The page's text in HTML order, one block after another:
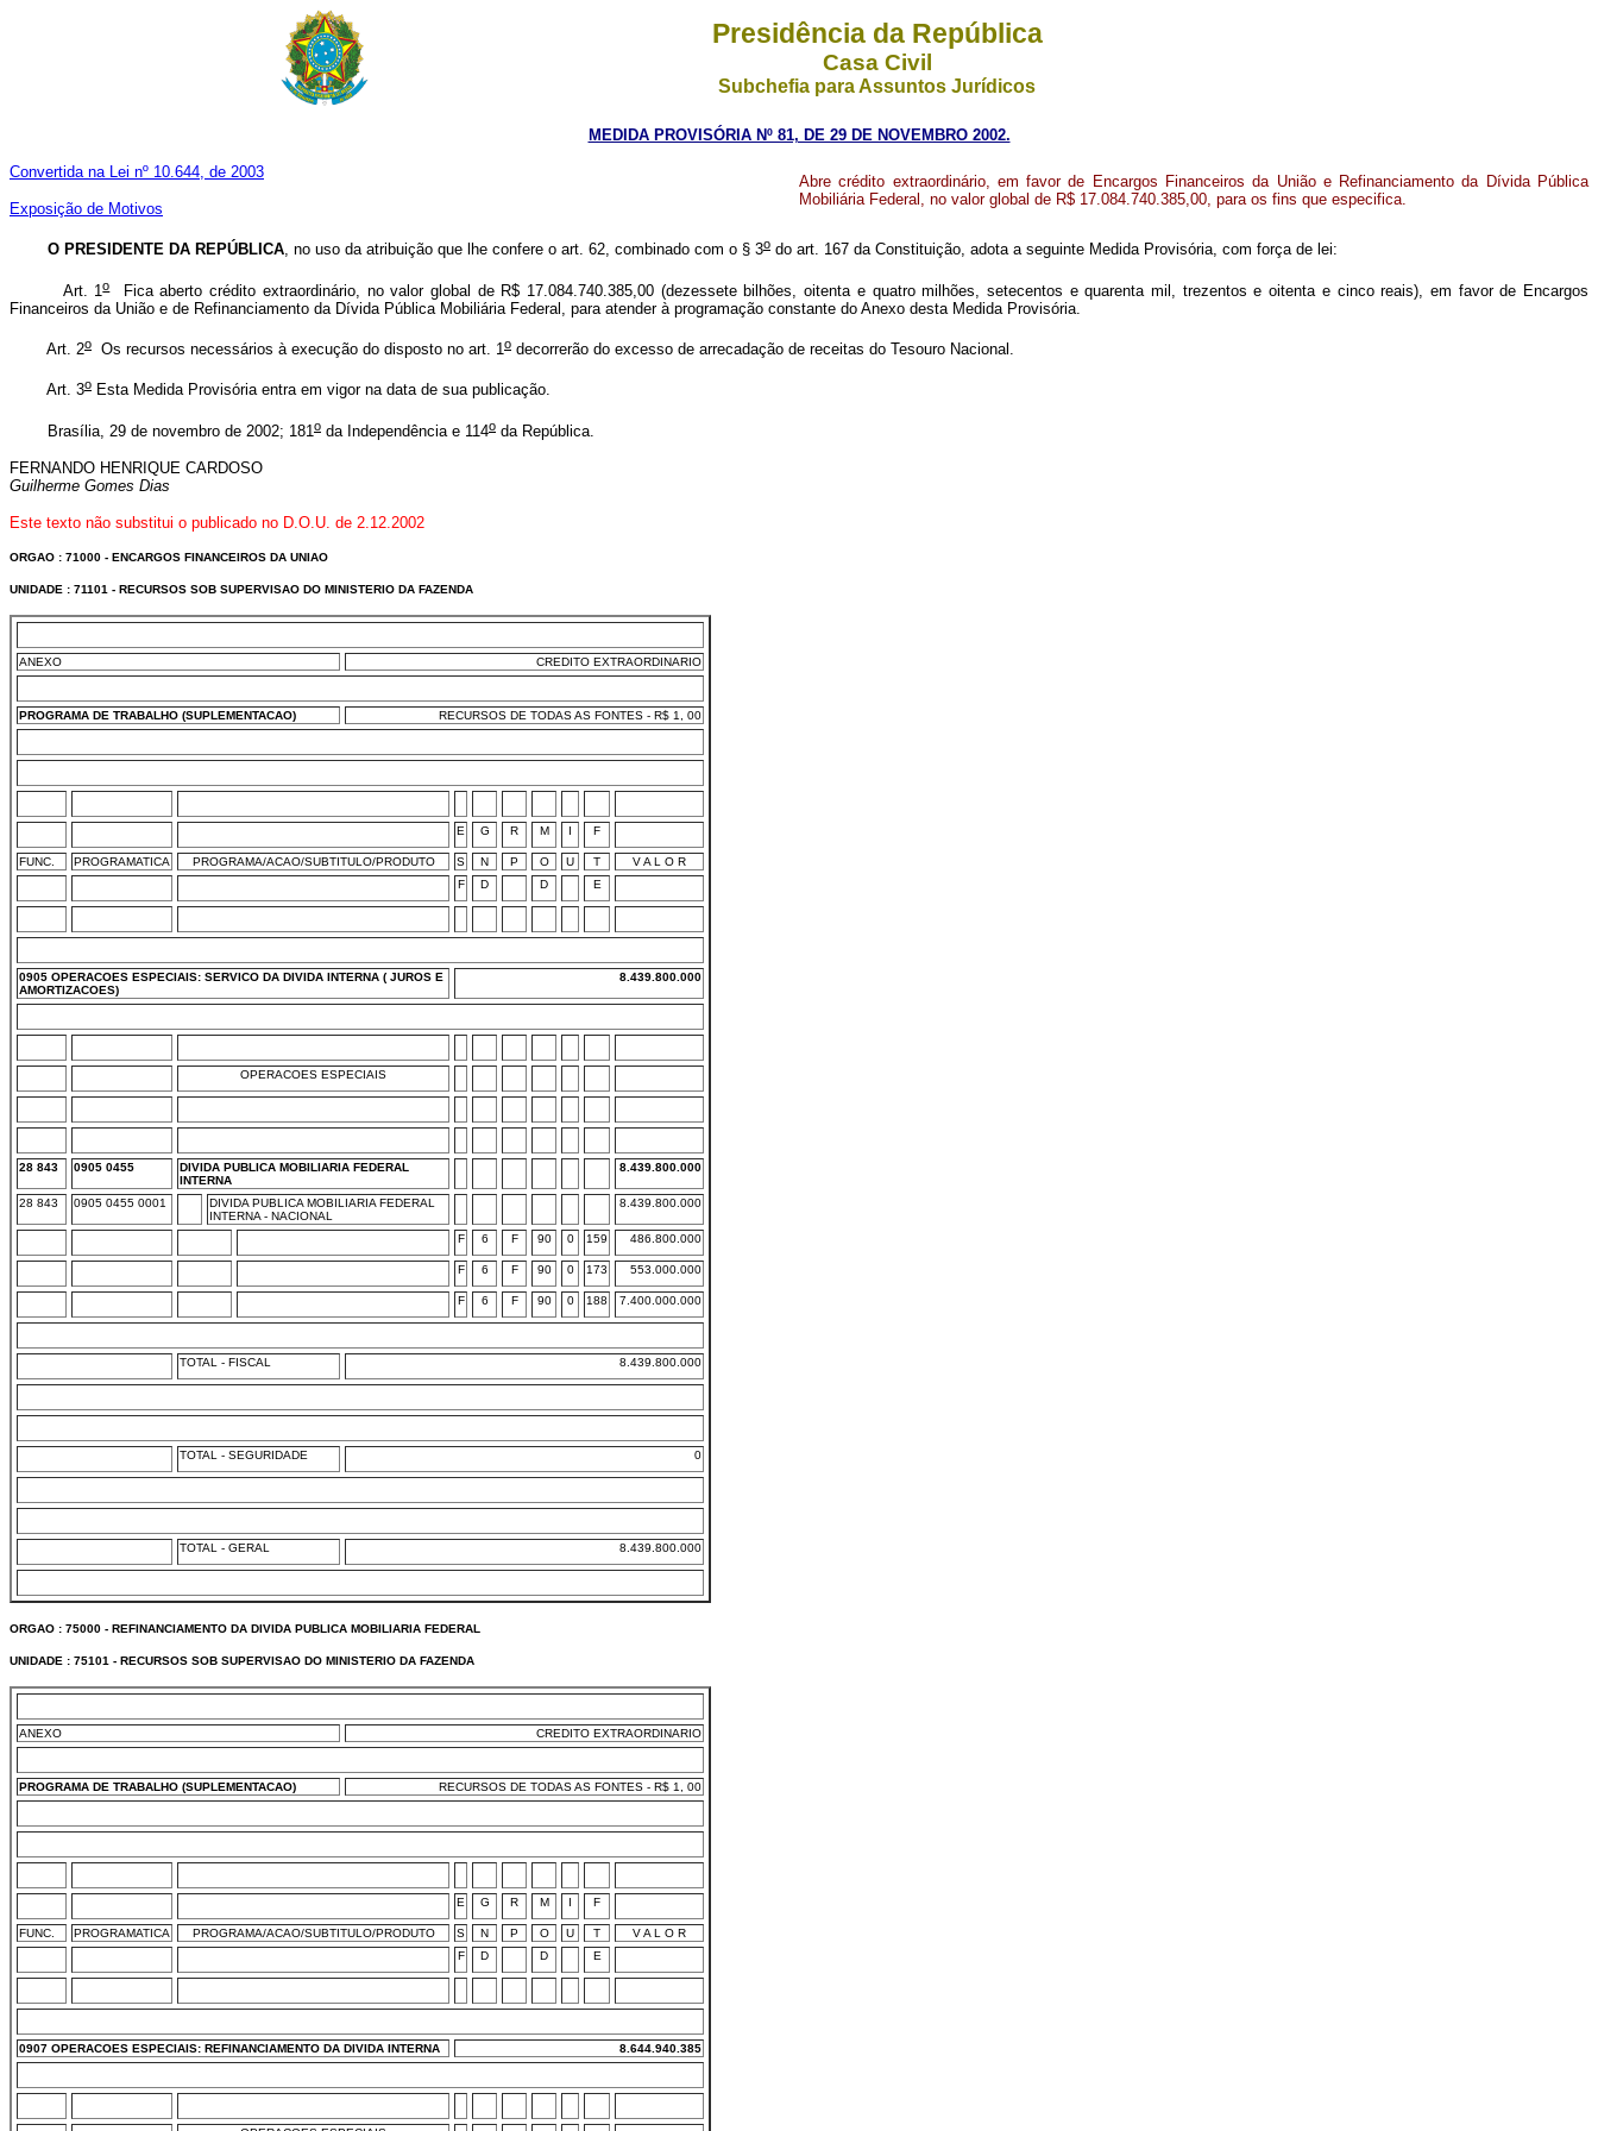
Presidência da República
Casa Civil
Subchefia para Assuntos Jurídicos
MEDIDA PROVISÓRIA Nº 81, DE 29 DE NOVEMBRO 2002.
Convertida na Lei nº 10.644, de 2003
Exposição de Motivos
Abre crédito extraordinário, em favor de Encargos Financeiros da União e Refinanciamento da Dívida Pública
Mobiliária Federal, no valor global de R$ 17.084.740.385,00, para os fins que especifica.
O PRESIDENTE DA REPÚBLICA, no uso da atribuição que lhe confere o art. 62, combinado com o § 3o do art. 167 da Constituição, adota a seguinte Medida Provisória, com força de lei:
Art. 1oFica aberto crédito extraordinário, no valor global de R$ 17.084.740.385,00 (dezessete bilhões, oitenta e quatro milhões, setecentos e quarenta mil, trezentos e oitenta e cinco reais), em favor de Encargos
Financeiros da União e de Refinanciamento da Dívida Pública Mobiliária Federal, para atender à programação constante do Anexo desta Medida Provisória.
Art. 2o Os recursos necessários à execução do disposto no art. 1 o decorrerão do excesso de arrecadação de receitas do Tesouro Nacional.
Art. 3o Esta Medida Provisória entra em vigor na data de sua publicação.
Brasília, 29 de novembro de 2002; 181o da Independência e 114o da República.
FERNANDO HENRIQUE CARDOSO
Guilherme Gomes Dias
Este texto não substitui o publicado no D.O.U. de 2.12.2002
ORGAO : 71000 - ENCARGOS FINANCEIROS DA UNIAO
UNIDADE : 71101 - RECURSOS SOB SUPERVISAO DO MINISTERIO DA FAZENDA
ANEXO CREDITO EXTRAORDINARIO
PROGRAMA DE TRABALHO (SUPLEMENTACAO) RECURSOS DE TODAS AS FONTES - R$ 1, 00
E G R M I F
FUNC. PROGRAMATICA PROGRAMA/ACAO/SUBTITULO/PRODUTO S N P O U T
V A L O R
F
D D E
0905 OPERACOES ESPECIAIS: SERVICO DA DIVIDA INTERNA ( JUROS E
AMORTIZACOES)
8.439.800.000
OPERACOES ESPECIAIS
28 843 0905 0455
DIVIDA PUBLICA MOBILIARIA FEDERAL
INTERNA
8.439.800.000
28 843 0905 0455 0001
DIVIDA PUBLICA MOBILIARIA FEDERAL
INTERNA - NACIONAL
8.439.800.000
F 6 F 90 0 159 486.800.000
F 6 F 90 0 173 553.000.000
F 6 F 90 0 188 7.400.000.000
TOTAL - FISCAL 8.439.800.000
TOTAL - SEGURIDADE 0
TOTAL - GERAL 8.439.800.000
ORGAO : 75000 - REFINANCIAMENTO DA DIVIDA PUBLICA MOBILIARIA FEDERAL
UNIDADE : 75101 - RECURSOS SOB SUPERVISAO DO MINISTERIO DA FAZENDA
ANEXO CREDITO EXTRAORDINARIO
PROGRAMA DE TRABALHO (SUPLEMENTACAO) RECURSOS DE TODAS AS FONTES - R$ 1, 00
E G R M I F
FUNC. PROGRAMATICA PROGRAMA/ACAO/SUBTITULO/PRODUTO S N P O U T
V A L O R
F
D D E
0907 OPERACOES ESPECIAIS: REFINANCIAMENTO DA DIVIDA INTERNA 8.644.940.385